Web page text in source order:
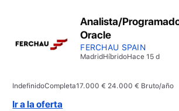
Analista/
Oracle
FERCHAU SPAIN
MadridHíbridoHace 15 d
IndefinidoCompleta17.000 € 24.000 € Bruto/año
Ir a la oferta